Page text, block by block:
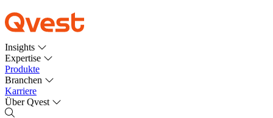
Insights
Expertise
Produkte
Branchen
Karriere
Über Qvest